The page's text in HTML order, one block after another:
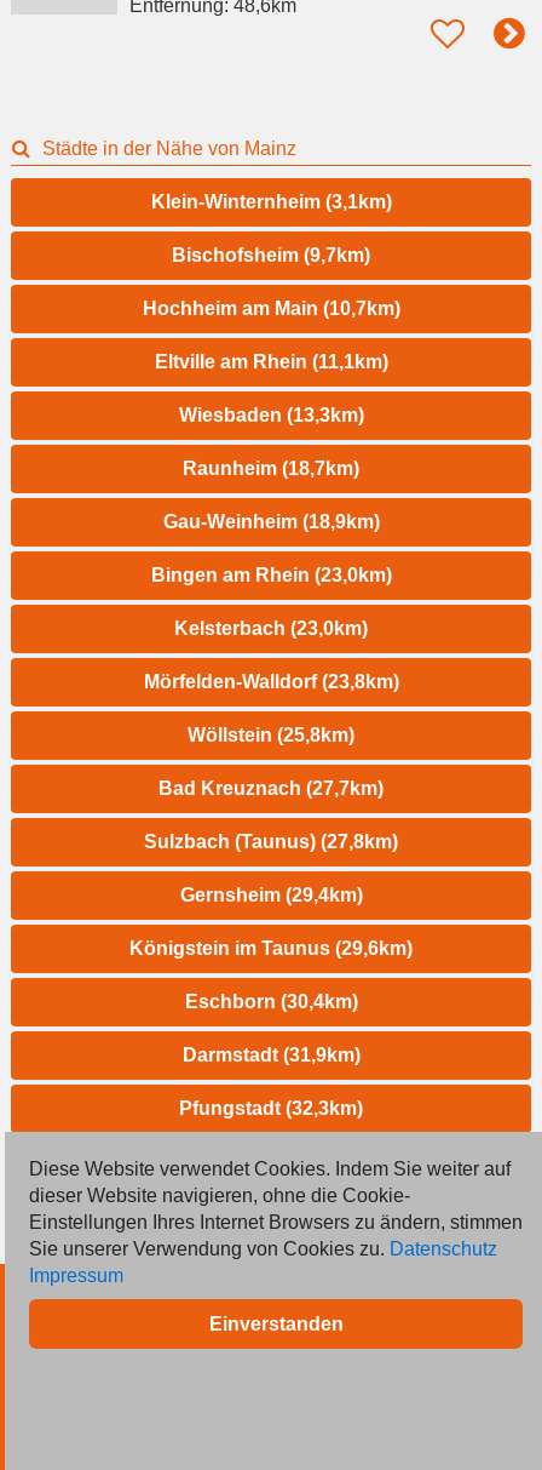
Entfernung: 48,6km
Städte in der Nähe von Mainz
Klein-Winternheim (3,1km)
Bischofsheim (9,7km)
Hochheim am Main (10,7km)
Eltville am Rhein (11,1km)
Wiesbaden (13,3km)
Raunheim (18,7km)
Gau-Weinheim (18,9km)
Bingen am Rhein (23,0km)
Kelsterbach (23,0km)
Mörfelden-Walldorf (23,8km)
Wöllstein (25,8km)
Bad Kreuznach (27,7km)
Sulzbach (Taunus) (27,8km)
Gernsheim (29,4km)
Königstein im Taunus (29,6km)
Eschborn (30,4km)
Darmstadt (31,9km)
Pfungstadt (32,3km)
Allenfeld (33,6km)
© 2026 Deutsche Jobmarkt GmbH
Diese Website verwendet Cookies. Indem Sie weiter auf
dieser Website navigieren, ohne die Cookie-
Einstellungen Ihres Internet Browsers zu ändern, stimmen
Sie unserer Verwendung von Cookies zu. Datenschutz
Impressum
Einverstanden